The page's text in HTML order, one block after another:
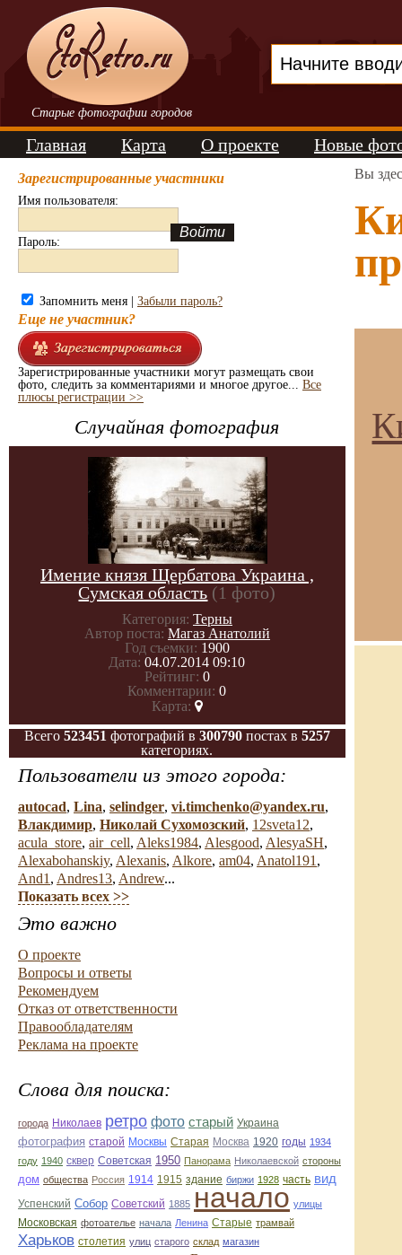
Старые фотографии городов
Главная Карта О проекте Новые
Зарегистрированные участники
Имя пользователя:
Пароль:
Запомнить меня | Забыли пароль?
Еще не участник?
Зарегистрированные участники могут размещать свои
фото, следить за комментариями и многое другое... Все
плюсы регистрации >>
Случайная фотография
Имение князя Щербатова Украина ,
Сумская область (1 фото)
Категория: Терны
Автор поста: Магаз Анатолий
Год съемки: 1900
Дата: 04.07.2014 09:10
Рейтинг: 0
Комментарии: 0
Карта:
Всего 523451 фотографий в 300790 постах в 5257
категориях.
Пользователи из этого города:
autocad, Lina, selindger, vi.timchenko@yandex.ru,
Влакдимир, Николай Сухомозский, 12sveta12,
acula_store, air_cell, Aleks1984, Alesgood, AlesyaSH,
Alexabohanskiy, Alexanis, Alkore, am04, Anatol191 ,
And1 , Andres13, Andrew...
Показать всех >>
Это важно
О проекте
Вопросы и ответы
Рекомендуем
Отказ от ответственности
Правообладателям
Реклама на проекте
Слова для поиска:
города Николаев ретро фото старый Украина
фотография старой Москвы Старая Москва 1920 годы 1934
году 1940 сквер Советская 1950 Панорама Николаевской стороны
дом общества Россия 1914 1915 здание биржи 1928 часть вид
Успенский Собор Советский 1885 начало улицы
Московская фотоателье начала Ленина Старые трамвай
Харьков столетия улиц старого склад магазин
Вы